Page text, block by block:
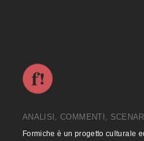
ANALISI, COMMENTI, SCENARI
Formiche è un progetto culturale